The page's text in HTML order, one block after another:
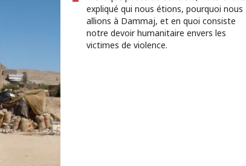
expliqué qui nous étions, pourquoi nous
allions à Dammaj, et en quoi consiste
notre devoir humanitaire envers les
victimes de violence.